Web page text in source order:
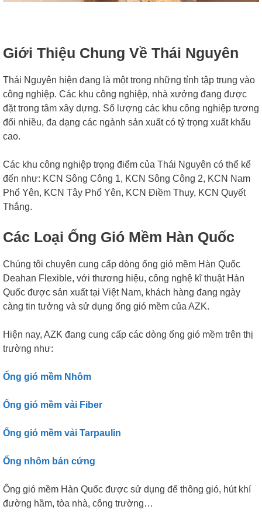
Giới Thiệu Chung Về Thái Nguyên
Thái Nguyên hiện đang là một trong những tỉnh tập trung vào
công nghiệp. Các khu công nghiệp, nhà xưởng đang được
đặt trong tâm xây dựng. Số lượng các khu công nghiệp tương
đối nhiều, đa dạng các ngành sản xuất có tỷ trọng xuất khẩu
cao.
Các khu công nghiệp trọng điểm của Thái Nguyên có thể kể
đến như: KCN Sông Công 1, KCN Sông Công 2, KCN Nam
Phổ Yên, KCN Tây Phổ Yên, KCN Điềm Thụy, KCN Quyết
Thắng.
Các Loại Ống Gió Mềm Hàn Quốc
Chúng tôi chuyên cung cấp dòng ống gió mềm Hàn Quốc
Deahan Flexible, với thương hiệu, công nghệ kĩ thuật Hàn
Quốc được sản xuất tại Việt Nam, khách hàng đang ngày
càng tin tưởng và sử dụng ống gió mềm của AZK.
Hiện nay, AZK đang cung cấp các dòng ống gió mềm trên thị
trường như:
Ống gió mềm Nhôm
Ống gió mềm vải Fiber
Ống gió mềm vải Tarpaulin
Ống nhôm bán cứng
Ống gió mềm Hàn Quốc được sử dụng để thông gió, hút khí
đường hầm, tòa nhà, công trường…